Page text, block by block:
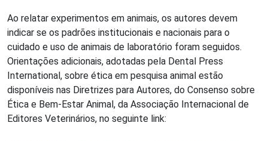
Ao relatar experimentos em animais, os autores devem
indicar se os padrões institucionais e nacionais para o
cuidado e uso de animais de laboratório foram seguidos.
Orientações adicionais, adotadas pela Dental Press
International, sobre ética em pesquisa animal estão
disponíveis nas Diretrizes para Autores, do Consenso sobre
Ética e Bem-Estar Animal, da Associação Internacional de
Editores Veterinários, no seguinte link: